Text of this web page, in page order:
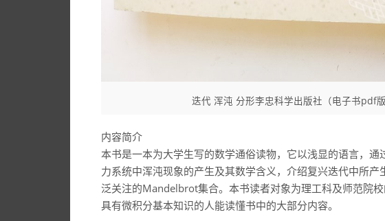
迭代 浑沌 分形李忠科学出版社（电子书pdf
内容简介
本书是一本为大学生写的数学通俗读物，它以浅显的语言，
力系统中浑沌现象的产生及其数学含义，介绍复兴迭代中所
泛关注的Mandelbrot集合。本书读者对象为理工科及师范院
具有微积分基本知识的人能读懂书中的大部分内容。